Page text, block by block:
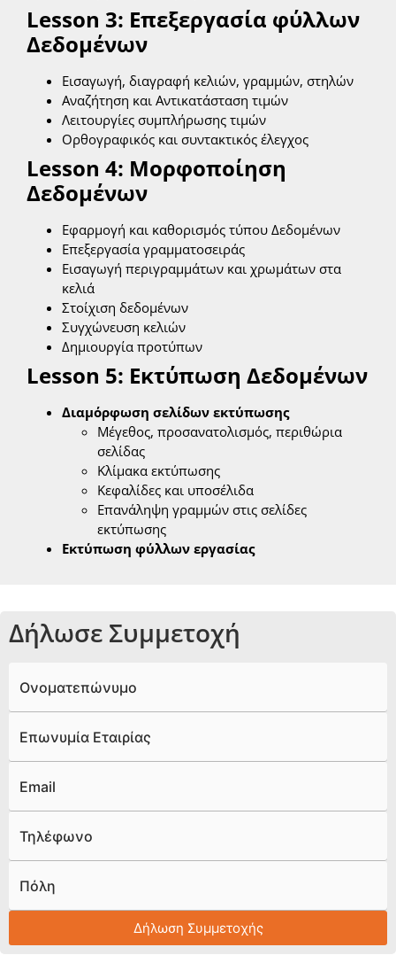
Lesson 3: Επεξεργασία φύλλων
Δεδομένων
Εισαγωγή, διαγραφή κελιών, γραμμών, στηλών
Αναζήτηση και Αντικατάσταση τιμών
Λειτουργίες συμπλήρωσης τιμών
Ορθογραφικός και συντακτικός έλεγχος
Lesson 4: Μορφοποίηση
Δεδομένων
Εφαρμογή και καθορισμός τύπου Δεδομένων
Επεξεργασία γραμματοσειράς
Εισαγωγή περιγραμμάτων και χρωμάτων στα
κελιά
Στοίχιση δεδομένων
Συγχώνευση κελιών
Δημιουργία προτύπων
Lesson 5: Εκτύπωση Δεδομένων
Διαμόρφωση σελίδων εκτύπωσης
Μέγεθος, προσανατολισμός, περιθώρια
σελίδας
Κλίμακα εκτύπωσης
Κεφαλίδες και υποσέλιδα
Επανάληψη γραμμών στις σελίδες
εκτύπωσης
Εκτύπωση φύλλων εργασίας
Δήλωσε Συμμετοχή
Ονοματεπώνυμο
Επωνυμία Εταιρίας
Email
Τηλέφωνο
Πόλη
Δήλωση Συμμετοχής